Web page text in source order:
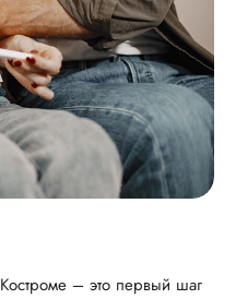
– это первый шаг